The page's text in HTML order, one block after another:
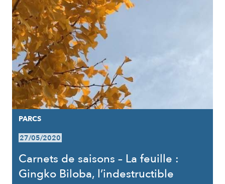
PARCS
27/05/2020
Carnets de saisons – La feuille :
Gingko Biloba, l’indestructible